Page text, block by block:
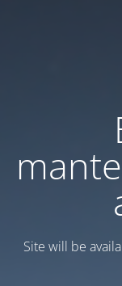
Site will be